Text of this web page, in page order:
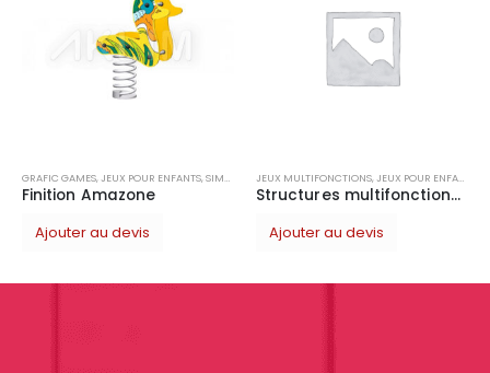
,JEUX POUR ENFANTS,SIMPLE
Amazone
au devis
JEUX MULTIFONCTIONS,JEUX POUR ENFANTS
Structures multifonctions 3 tours
Ajouter au devis